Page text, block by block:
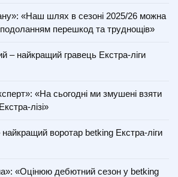
«Наш шлях в сезоні 2025/26 можна
перешкод та труднощів»
– найкращий гравець Екстра-ліги
«На сьогодні ми змушені взяти
лізі»
воротар betking Екстра-ліги
«Оцінюю дебютний сезон у betking